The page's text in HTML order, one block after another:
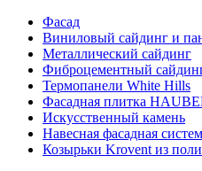
Фасад
Виниловый сайдинг и
Металлический сайдинг
Фиброцементный
Термопанели White Hills
Фасадная плитка
Искусственный камень
Навесная фасадная
Козырьки Krovent из